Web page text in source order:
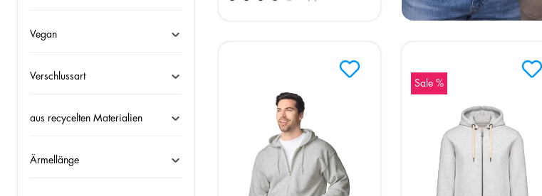
Vegan
Verschlussart
aus recycelten Materialien
Ärmellänge
Sale %